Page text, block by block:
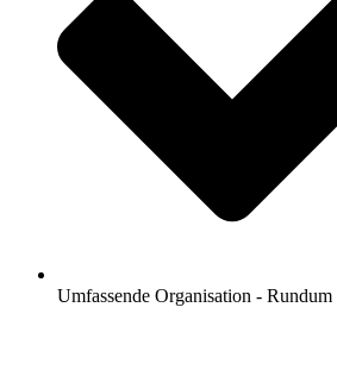
Umfassende Organisation -